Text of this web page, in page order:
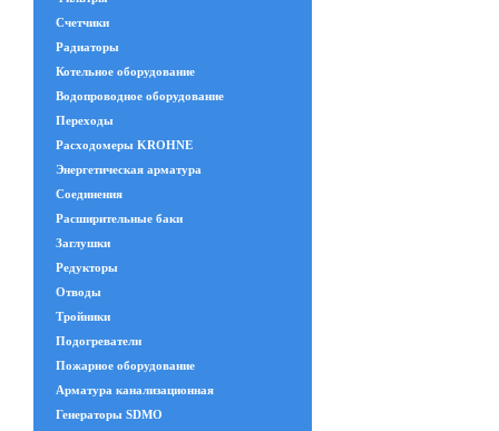
Счетчики
Радиаторы
Котельное оборудование
Водопроводное оборудование
Переходы
Расходомеры KROHNE
Энергетическая арматура
Соединения
Расширительные баки
Заглушки
Редукторы
Отводы
Тройники
Подогреватели
Пожарное оборудование
Арматура канализационная
Генераторы SDMO